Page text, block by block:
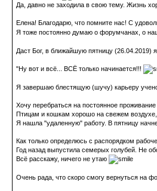
Да, давно не заходила в свою тему. Жизнь
Елена! Благодарю, что помните нас! С
Я тоже постоянно думаю о форумчанах, о
Даст Бог, в ближайшую пятницу (26.04.2019) я
"Ну вот и всё... ВСЁ только начинается!!!
Я завершаю блестящую (шучу) карьеру
Хочу перебраться на постоянное
Птицам и кошкам хорошо на свежем
Я нашла "удаленную" работу. В пятницу
Как только определюсь с распорядком
Год назад выпустила семерых голубей. Не
Всё расскажу, ничего не утаю
Очень рада, что скоро смогу вернуться на